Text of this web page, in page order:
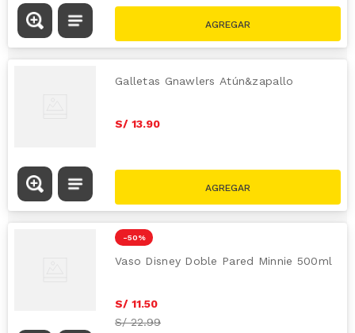
Galletas Gnawlers Atún&zapallo
S/ 13.90
-50 %
Vaso Disney Doble Pared Minnie 500ml
S/ 11.50
S/22.99